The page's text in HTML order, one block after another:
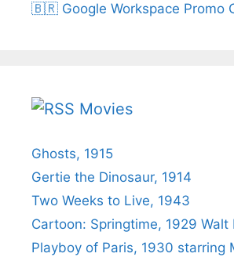
🇧🇷 Google Workspace Promo
Movies
Ghosts, 1915
Gertie the Dinosaur, 1914
Two Weeks to Live, 1943
Cartoon: Springtime, 1929 Walt
Playboy of Paris, 1930 starring